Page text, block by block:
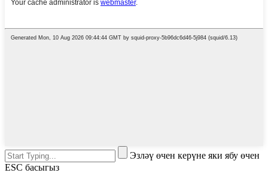
Эзләү өчен керүне яки ябу өчен
ESC басыгыз